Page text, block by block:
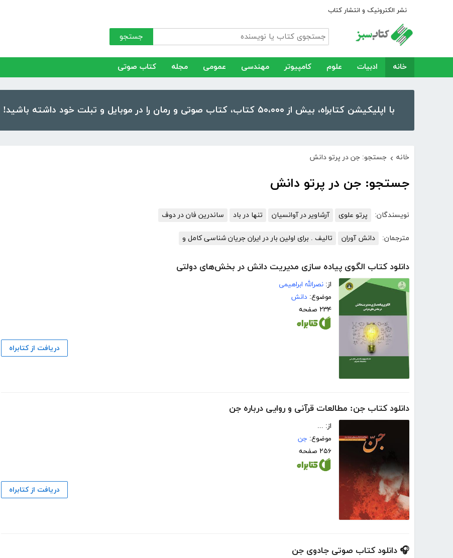
نشر الکترونیک و انتشار کتاب
جستجو
خانه ادبیات علوم کامپیوتر مهندسی عمومی مجله کتاب صوتی
با اپلیکیشن کتابراه، بیش از ۵۰،۰۰۰ کتاب، کتاب صوتی و رمان را در موبایل و تبلت خود داشته باشید!
خانه › جستجو: جن در پرتو دانش
جستجو: جن در پرتو دانش
نویسندگان: پرتو علوی آرشاویر در آوانسیان تنها در باد ساندرین فان در دوف
مترجمان: دانش آوران تالیف . برای اولین بار در ایران جریان شناسی کامل و
دانلود کتاب الگوی پیاده سازی مدیریت دانش در بخش‌های دولتی
از: نصرالله ابراهیمی
موضوع: دانش
۲۳۴ صفحه
دریافت از کتابراه
دانلود کتاب جن: مطالعات قرآنی و روایی درباره جن
از: ...
موضوع: جن
۲۵۶ صفحه
دریافت از کتابراه
🎧 دانلود کتاب صوتی جادوی جن